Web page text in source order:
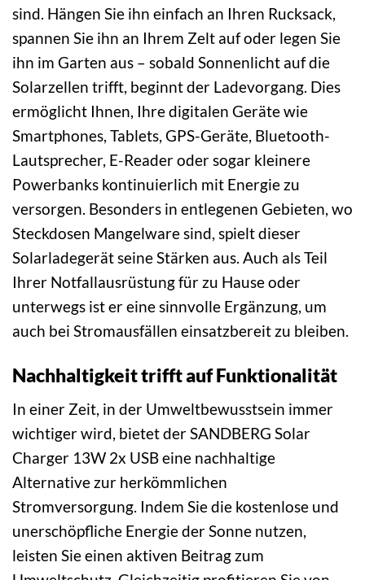
sind. Hängen Sie ihn einfach an Ihren Rucksack,
spannen Sie ihn an Ihrem Zelt auf oder legen Sie
ihn im Garten aus – sobald Sonnenlicht auf die
Solarzellen trifft, beginnt der Ladevorgang. Dies
ermöglicht Ihnen, Ihre digitalen Geräte wie
Smartphones, Tablets, GPS-Geräte, Bluetooth-
Lautsprecher, E-Reader oder sogar kleinere
Powerbanks kontinuierlich mit Energie zu
versorgen. Besonders in entlegenen Gebieten, wo
Steckdosen Mangelware sind, spielt dieser
Solarladegerät seine Stärken aus. Auch als Teil
Ihrer Notfallausrüstung für zu Hause oder
unterwegs ist er eine sinnvolle Ergänzung, um
auch bei Stromausfällen einsatzbereit zu bleiben.
Nachhaltigkeit trifft auf Funktionalität
In einer Zeit, in der Umweltbewusstsein immer
wichtiger wird, bietet der SANDBERG Solar
Charger 13W 2x USB eine nachhaltige
Alternative zur herkömmlichen
Stromversorgung. Indem Sie die kostenlose und
unerschöpfliche Energie der Sonne nutzen,
leisten Sie einen aktiven Beitrag zum